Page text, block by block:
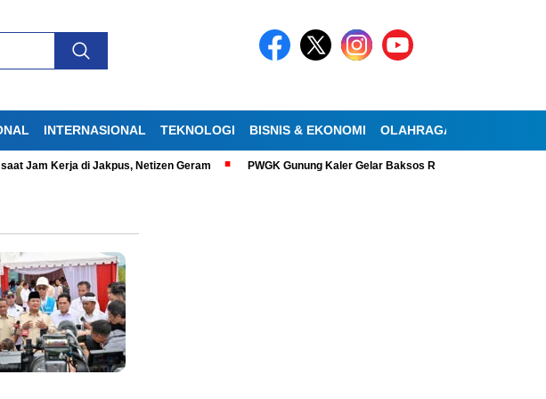
INTERNASIONAL TEKNOLOGI BISNIS & EKONOMI OLAHRAGA
Jam Kerja di Jakpus, Netizen Geram PWGK Gunung Kaler Gelar Baksos Ramadan, Bantu Lansia